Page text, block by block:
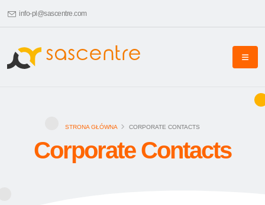
info-pl@sascentre.com
STRONA GŁÓWNA CORPORATE CONTACTS
Corporate Contacts